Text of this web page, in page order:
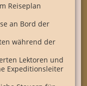
Reiseplan
an Bord der
während der
Lektoren und
Expeditionsleiter